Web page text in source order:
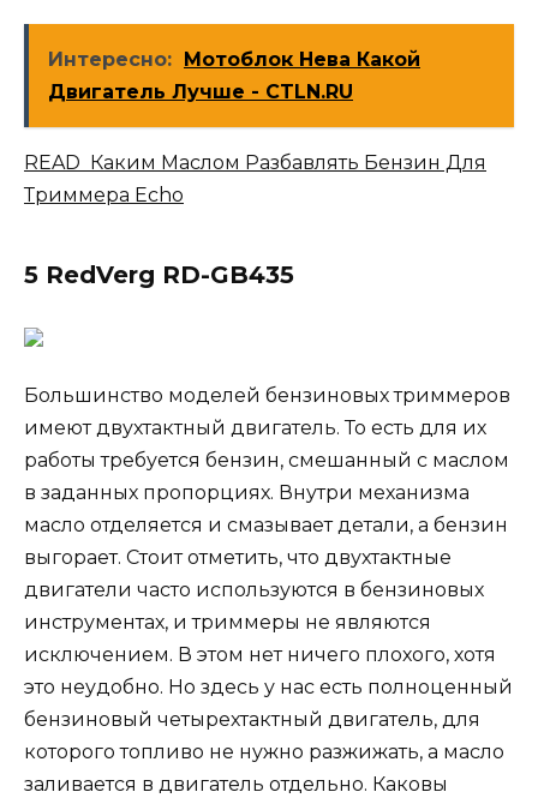
Интересно: Мотоблок Нева Какой
Двигатель Лучше - CTLN.RU
READ Каким Маслом Разбавлять Бензин Для
Триммера Echo
5 RedVerg RD-GB435
Большинство моделей бензиновых триммеров
имеют двухтактный двигатель. То есть для их
работы требуется бензин, смешанный с маслом
в заданных пропорциях. Внутри механизма
масло отделяется и смазывает детали, а бензин
выгорает. Стоит отметить, что двухтактные
двигатели часто используются в бензиновых
инструментах, и триммеры не являются
исключением. В этом нет ничего плохого, хотя
это неудобно. Но здесь у нас есть полноценный
бензиновый четырехтактный двигатель, для
которого топливо не нужно разжижать, а масло
заливается в двигатель отдельно. Каковы